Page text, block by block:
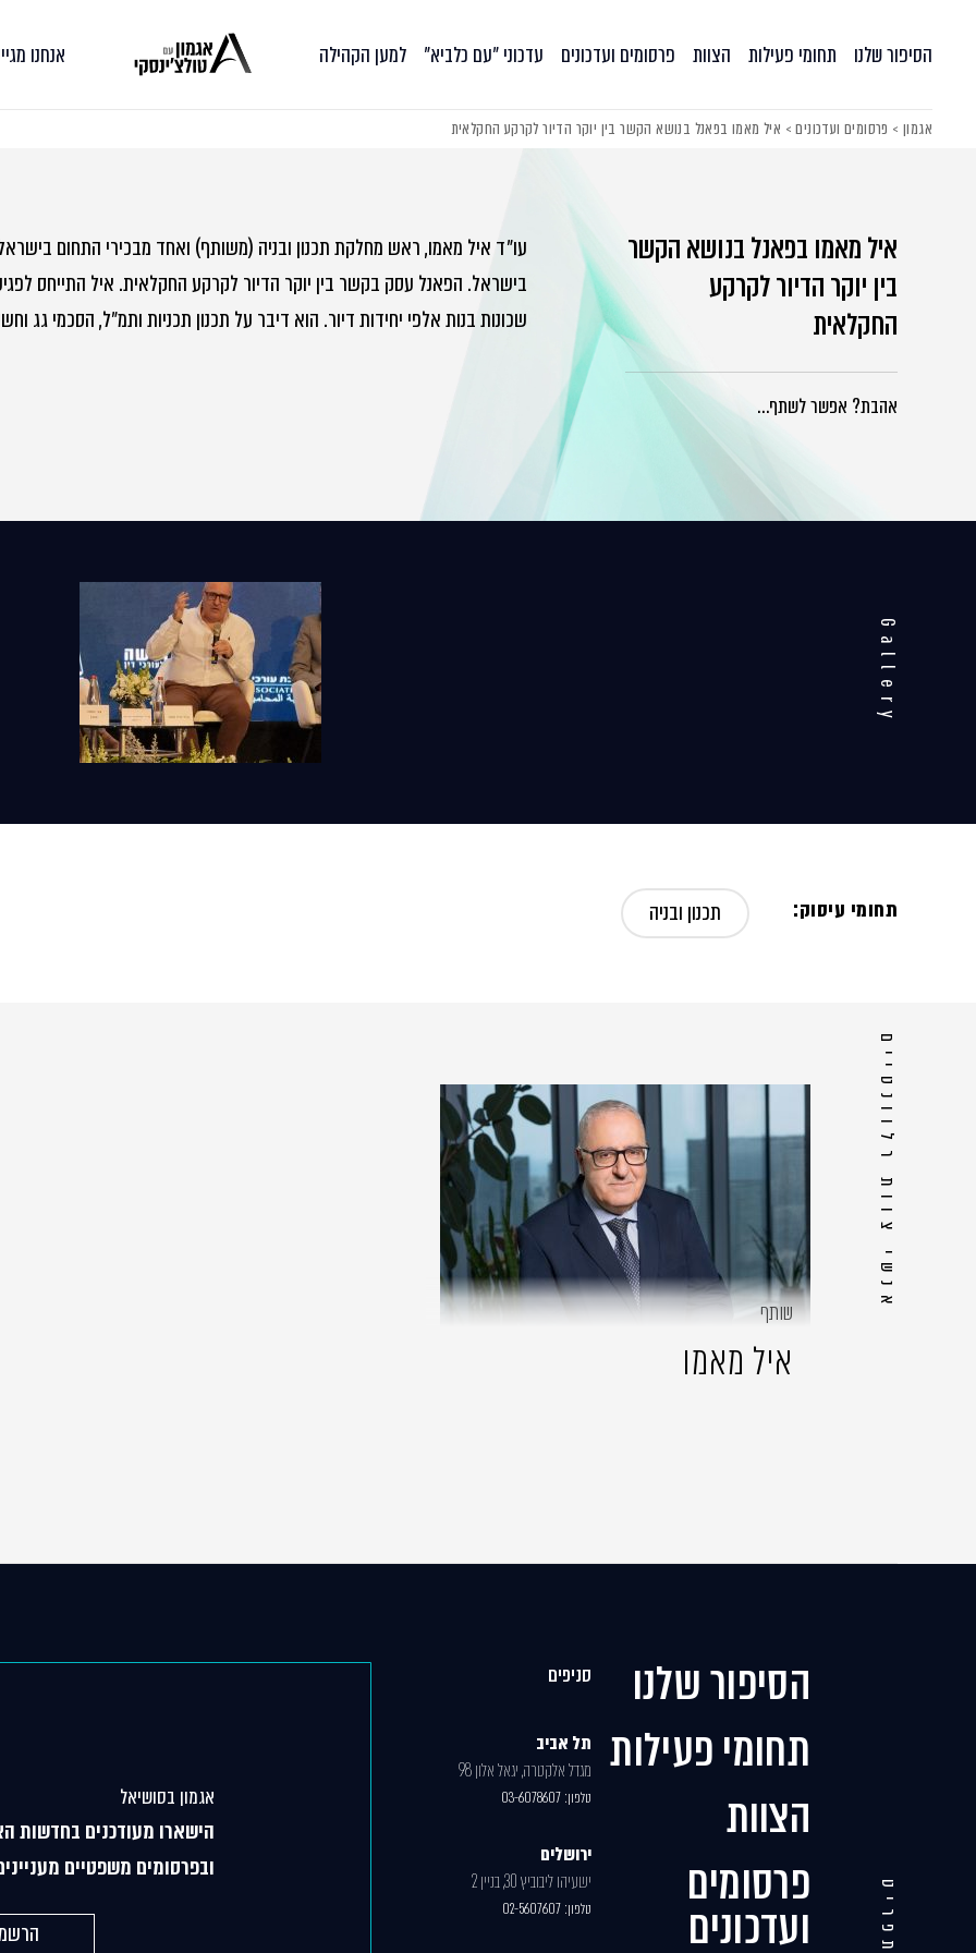
הסיפור שלנו תחומי פעילות הצוות פרסומים ועדכונים עדכוני ״עם כלביא״ למען הקהילה אנחנו
אגמון > פרסומים ועדכונים> איל מאמו בפאנל בנושא הקשר בין יוקר הדיור לקרקע החקלאית
איל מאמו בפאנל בנושא הקשר
בין יוקר הדיור לקרקע
החקלאית
אהבת? אפשר לשתף…
עו״ד איל מאמו, ראש מחלקת תכנון ובניה (משותף) ואחד מבכירי התחום
בישראל. הפאנל עסק בקשר בין יוקר הדיור לקרקע החקלאית. איל התייחס
שכונות בנות אלפי יחידות דיור. הוא דיבר על תכנון תכניות ותמ״ל, הסכמי גג
Gallery
תחומי עיסוק: תכנון ובניה
אנשי צוות רלוונטיים
שותף
איל מאמו
תפריט
הסיפור שלנו
תחומי פעילות
הצוות
פרסומים
ועדכונים
סניפים
תל אביב
מגדל אלקטרה, יגאל אלון 98
טלפון: 03-6078607
ירושלים
ישעיהו ליבוביץ 30, בניין 2
טלפון: 02-5607607
אגמון בסושיאל
הישארו מעודכנים בחדשות
ובפרסומים משפטיים